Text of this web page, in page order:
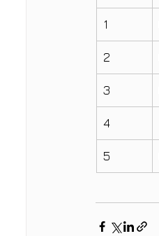
1
2
3
4
5